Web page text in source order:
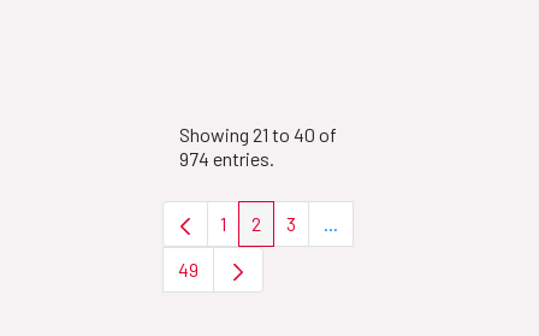
Showing 21 to 40 of
974 entries.
Page
1 Page
2 Page
3 ...Intermediate Pages Use
Page
49